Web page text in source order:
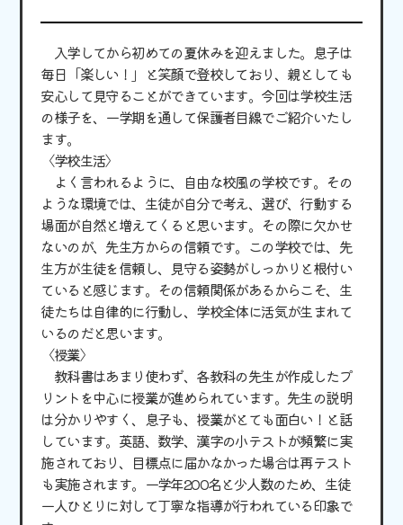
入学してから初めての夏休みを迎えました。息子は
毎日「楽しい！」と笑顔で登校しており、親としても
安心して見守ることができています。今回は学校生活
の様子を、一学期を通して保護者目線でご紹介いたし
ます。
〈学校生活〉
よく言われるように、自由な校風の学校です。その
ような環境では、生徒が自分で考え、選び、行動する
場面が自然と増えてくると思います。その際に欠かせ
ないのが、先生方からの信頼です。この学校では、先
生方が生徒を信頼し、見守る姿勢がしっかりと根付い
ていると感じます。その信頼関係があるからこそ、生
徒たちは自律的に行動し、学校全体に活気が生まれて
いるのだと思います。
〈授業〉
教科書はあまり使わず、各教科の先生が作成したプ
リントを中心に授業が進められています。先生の説明
は分かりやすく、息子も、授業がとても面白い！と話
しています。英語、数学、漢字の小テストが頻繁に実
施されており、目標点に届かなかった場合は再テスト
も実施されます。一学年200名と少人数のため、生徒
一人ひとりに対して丁寧な指導が行われている印象で